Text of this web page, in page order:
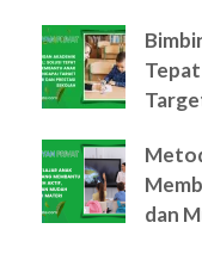
dan